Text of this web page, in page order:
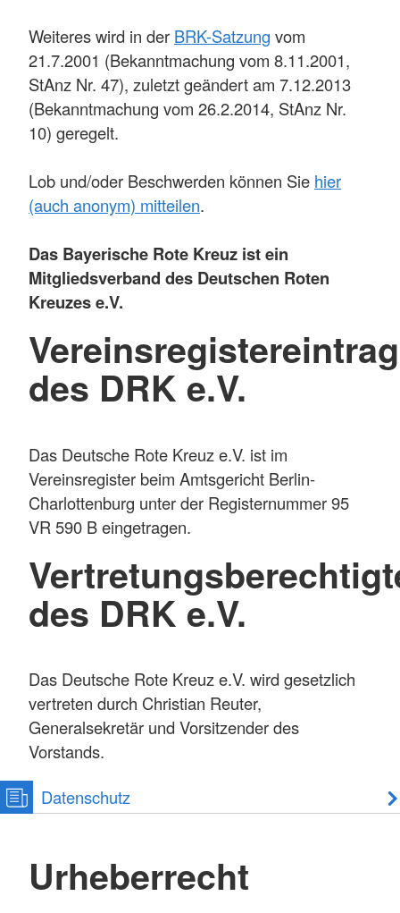
Weiteres wird in der BRK-Satzung vom
21.7.2001 (Bekanntmachung vom 8.11.2001,
StAnz Nr. 47), zuletzt geändert am 7.12.2013
(Bekanntmachung vom 26.2.2014, StAnz Nr.
10) geregelt.
Lob und/oder Beschwerden können Sie hier
(auch anonym) mitteilen.
Das Bayerische Rote Kreuz ist ein
Mitgliedsverband des Deutschen Roten
Kreuzes e.V.
Vereinsregistereintrag
des DRK e.V.
Das Deutsche Rote Kreuz e.V. ist im
Vereinsregister beim Amtsgericht Berlin-
Charlottenburg unter der Registernummer 95
VR 590 B eingetragen.
des DRK e.V.
Das Deutsche Rote Kreuz e.V. wird gesetzlich
vertreten durch Christian Reuter,
Generalsekretär und Vorsitzender des
Vorstands.
Datenschutz
Urheberrecht